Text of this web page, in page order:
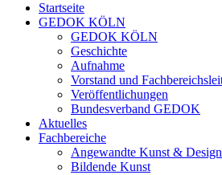
Startseite
GEDOK KÖLN
GEDOK KÖLN
Geschichte
Aufnahme
Vorstand und
Veröffentlichungen
Bundesverband GEDOK
Aktuelles
Fachbereiche
Angewandte Kunst & Design
Bildende Kunst